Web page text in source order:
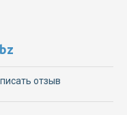
отзыв